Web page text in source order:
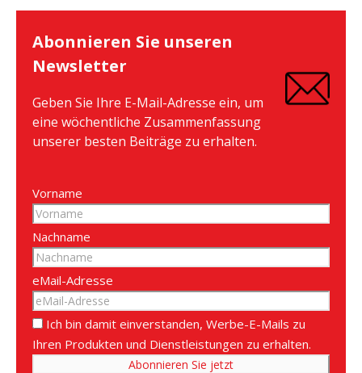
Abonnieren Sie unseren
Newsletter
Geben Sie Ihre E-Mail-Adresse ein, um
eine wöchentliche Zusammenfassung
unserer besten Beiträge zu erhalten.
Vorname
Nachname
eMail-Adresse
Ich bin damit einverstanden, Werbe-E-Mails zu
Ihren Produkten und Dienstleistungen zu erhalten.